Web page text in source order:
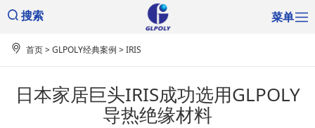
搜索 菜单
首页>GLPOLY经典案例 >IRIS
日本家居巨头IRIS成功选用GLPOLY
导热绝缘材料